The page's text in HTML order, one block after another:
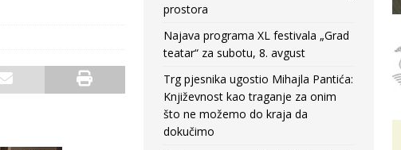
prostora
Najava programa XL festivala „Grad
teatar“ za subotu, 8. avgust
Trg pjesnika ugostio Mihajla Pantića:
Književnost kao traganje za onim
što ne možemo do kraja da
dokučimo